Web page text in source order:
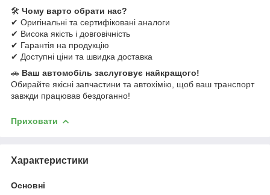
🛠 Чому варто обрати нас?
✔ Оригінальні та сертифіковані аналоги
✔ Висока якість і довговічність
✔ Гарантія на продукцію
✔ Доступні ціни та швидка доставка
🚗 Ваш автомобіль заслуговує найкращого!
Обирайте якісні запчастини та автохімію, щоб ваш транспорт
завжди працював бездоганно!
Приховати
Характеристики
Основні